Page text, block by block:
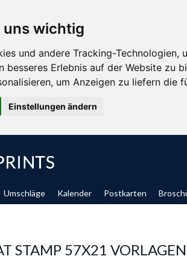
uns wichtig
und andere Tracking-
besseres Erlebnis auf der Website zu
, um Anzeigen zu liefern die
Einstellungen ändern
Umschläge Kalender Postkarten
STAMP 57X21 VORLAGEN